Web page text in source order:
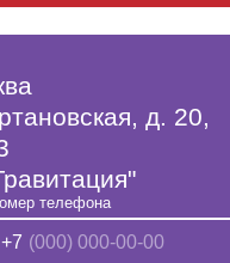
телефона
+7
д. 20,